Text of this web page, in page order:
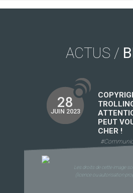
ACTUS /
28
JUIN 2023
PEUT
CHER !
Les droits de cette image
(licence ou autorisation